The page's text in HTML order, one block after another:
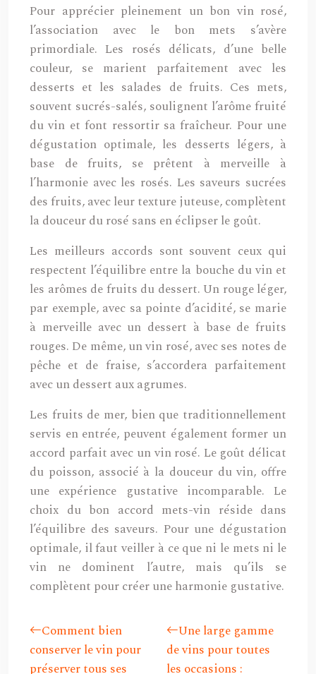
Pour apprécier pleinement un bon vin rosé,
l’association avec le bon mets s’avère
primordiale. Les rosés délicats, d’une belle
couleur, se marient parfaitement avec les
desserts et les salades de fruits. Ces mets,
souvent sucrés-salés, soulignent l’arôme fruité
du vin et font ressortir sa fraîcheur. Pour une
dégustation optimale, les desserts légers, à
base de fruits, se prêtent à merveille à
l’harmonie avec les rosés. Les saveurs sucrées
des fruits, avec leur texture juteuse, complètent
la douceur du rosé sans en éclipser le goût.
Les meilleurs accords sont souvent ceux qui
respectent l’équilibre entre la bouche du vin et
les arômes de fruits du dessert. Un rouge léger,
par exemple, avec sa pointe d’acidité, se marie
à merveille avec un dessert à base de fruits
rouges. De même, un vin rosé, avec ses notes de
pêche et de fraise, s’accordera parfaitement
avec un dessert aux agrumes.
Les fruits de mer, bien que traditionnellement
servis en entrée, peuvent également former un
accord parfait avec un vin rosé. Le goût délicat
du poisson, associé à la douceur du vin, offre
une expérience gustative incomparable. Le
choix du bon accord mets-vin réside dans
l’équilibre des saveurs. Pour une dégustation
optimale, il faut veiller à ce que ni le mets ni le
vin ne dominent l’autre, mais qu’ils se
complètent pour créer une harmonie gustative.
Comment bien
conserver le vin pour
préserver tous ses
Une large gamme
de vins pour toutes
les occasions :